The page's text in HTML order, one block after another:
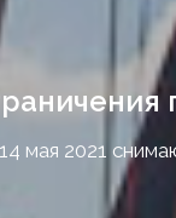
мая 2021